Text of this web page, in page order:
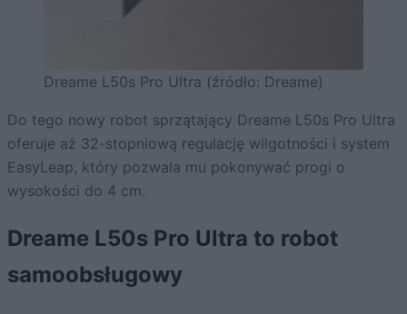
Dreame L50s Pro Ultra (źródło: Dreame)
Do tego nowy robot sprzątający Dreame L50s Pro Ultra
oferuje aż 32-stopniową regulację wilgotności i system
EasyLeap, który pozwala mu pokonywać progi o
wysokości do 4 cm.
Dreame L50s Pro Ultra to robot
samoobsługowy